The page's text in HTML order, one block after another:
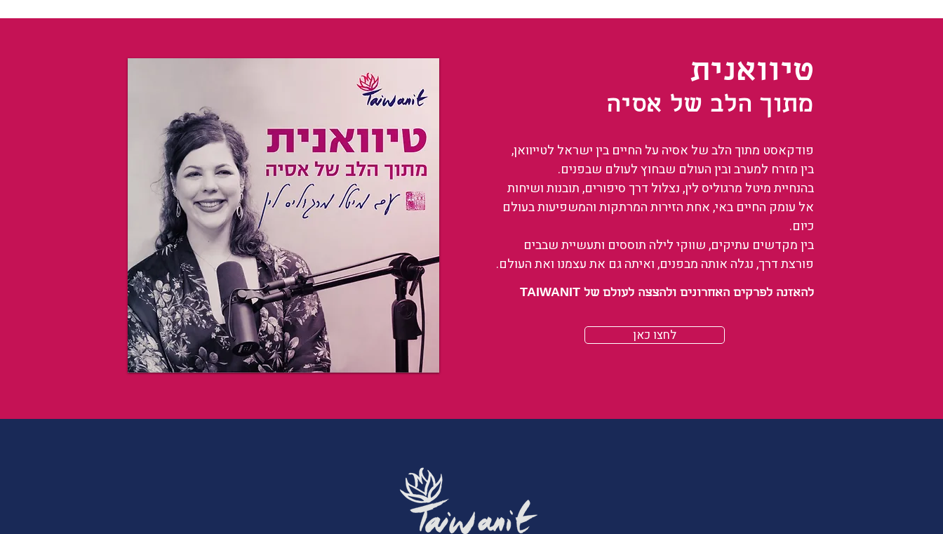
טיוואנית
מתוך הלב של אסיה
פודקאסט מתוך הלב של אסיה על החיים בין ישראל לטייוואן,
בין מזרח למערב ובין העולם שבחוץ לעולם שבפנים.
בהנחיית מיטל מרגוליס לין, נצלול דרך סיפורים, תובנות ושיחות
אל עומק החיים באי, אחת הזירות המרתקות והמשפיעות בעולם
כיום.
בין מקדשים עתיקים, שווקי לילה תוססים ותעשיית שבבים
פורצת דרך, נגלה אותה מבפנים, ואיתה גם את עצמנו ואת העולם.
להאזנה לפרקים האחרונים ולהצצה לעולם של TAIWANIT
לחצו כאן